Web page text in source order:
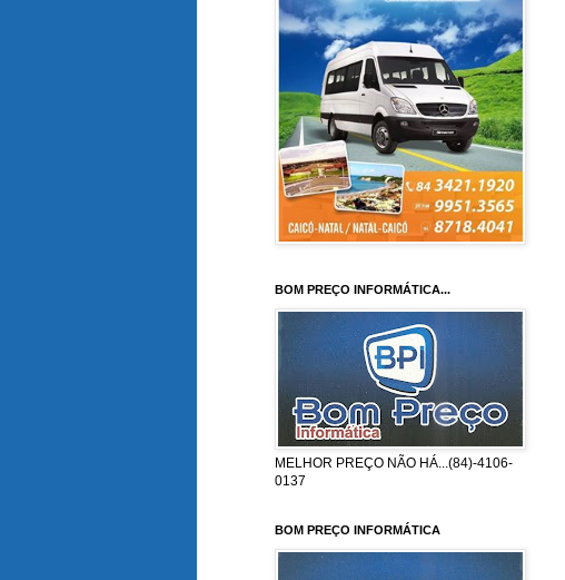
BOM PREÇO INFORMÁTICA...
MELHOR PREÇO NÃO HÁ...(84)-4106-
0137
BOM PREÇO INFORMÁTICA